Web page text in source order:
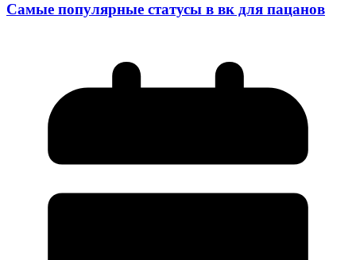
Самые популярные статусы в вк для пацанов